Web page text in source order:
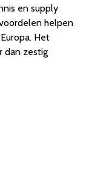
en supply
helpen
Het
dan zestig